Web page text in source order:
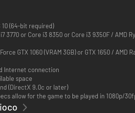
più recente di questa epica saga, offre
e immersiva. Usa ogni elemento a tua
a una schiera di mostri in un nuovo mondo
migrano verso il Nuovo Mondo, compiendo
degli anziani".
10 (64-bit required)
3770 or Core i3 8350 or Core i3 9350F / AMD
GTX 1060 (VRAM 3GB) or GTX 1650 / AMD
Internet connection
space
(DirectX 9.0c or later)
allow for the game to be played in 1080p/